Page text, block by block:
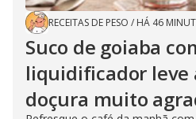
RECEITAS DE PESO / HÁ 46
Suco de goiaba
liquidificador leve
doçura muito